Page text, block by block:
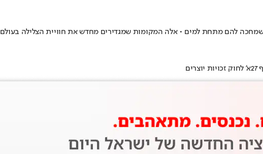
שמחכה להם מתחת למים • אלה המקומות שמגדירים מחדש את חוויית הצלילה בעולם